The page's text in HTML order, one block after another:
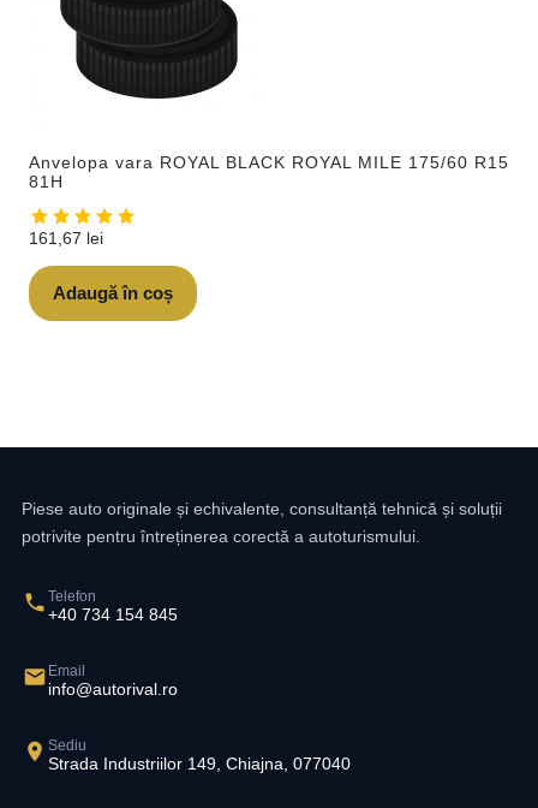
Anvelopa vara ROYAL BLACK ROYAL MILE 175/60 R15
81H
161,67 lei
Adaugă în coș
Piese auto originale și echivalente, consultanță tehnică și soluții
potrivite pentru întreținerea corectă a autoturismului.
Telefon
+40 734 154 845
Email
info@autorival.ro
Sediu
Strada Industriilor 149, Chiajna, 077040